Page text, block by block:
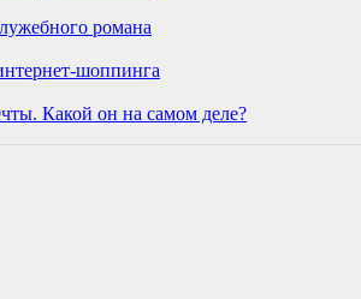
романа
шоппинга
Какой он на самом деле?